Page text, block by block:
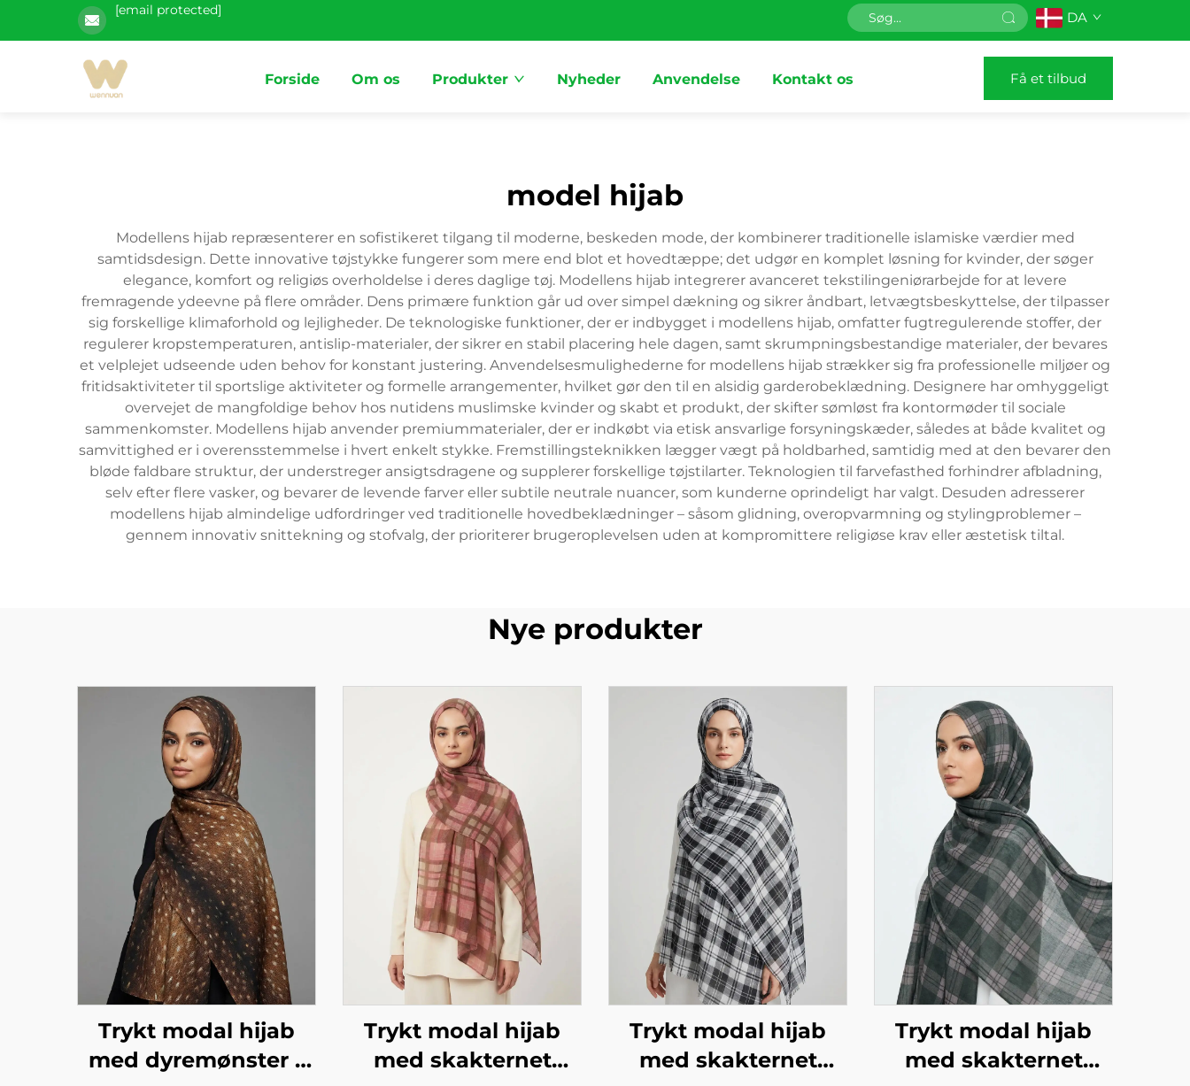
[email protected] DA
Forside Om os Produkter Nyheder Anvendelse Kontakt os Få et tilbud
model hijab
Modellens hijab repræsenterer en sofistikeret tilgang til moderne, beskeden mode, der kombinerer traditionelle islamiske værdier med
samtidsdesign. Dette innovative tøjstykke fungerer som mere end blot et hovedtæppe; det udgør en komplet løsning for kvinder, der søger
elegance, komfort og religiøs overholdelse i deres daglige tøj. Modellens hijab integrerer avanceret tekstilingeniørarbejde for at levere
fremragende ydeevne på flere områder. Dens primære funktion går ud over simpel dækning og sikrer åndbart, letvægtsbeskyttelse, der tilpasser
sig forskellige klimaforhold og lejligheder. De teknologiske funktioner, der er indbygget i modellens hijab, omfatter fugtregulerende stoffer, der
regulerer kropstemperaturen, antislip-materialer, der sikrer en stabil placering hele dagen, samt skrumpningsbestandige materialer, der bevares
et velplejet udseende uden behov for konstant justering. Anvendelsesmulighederne for modellens hijab strækker sig fra professionelle miljøer og
fritidsaktiviteter til sportslige aktiviteter og formelle arrangementer, hvilket gør den til en alsidig garderobeklædning. Designere har omhyggeligt
overvejet de mangfoldige behov hos nutidens muslimske kvinder og skabt et produkt, der skifter sømløst fra kontormøder til sociale
sammenkomster. Modellens hijab anvender premiummaterialer, der er indkøbt via etisk ansvarlige forsyningskæder, således at både kvalitet og
samvittighed er i overensstemmelse i hvert enkelt stykke. Fremstillingsteknikken lægger vægt på holdbarhed, samtidig med at den bevarer den
bløde faldbare struktur, der understreger ansigtsdragene og supplerer forskellige tøjstilarter. Teknologien til farvefasthed forhindrer afbladning,
selv efter flere vasker, og bevarer de levende farver eller subtile neutrale nuancer, som kunderne oprindeligt har valgt. Desuden adresserer
modellens hijab almindelige udfordringer ved traditionelle hovedbeklædninger – såsom glidning, overopvarmning og stylingproblemer –
gennem innovativ snittekning og stofvalg, der prioriterer brugeroplevelsen uden at kompromittere religiøse krav eller æstetisk tiltal.
Nye produkter
Trykt modal hijab
med dyremønster –
Trykt modal hijab
med skakternet
Trykt modal hijab
med skakternet
Trykt modal hijab
med skakternet